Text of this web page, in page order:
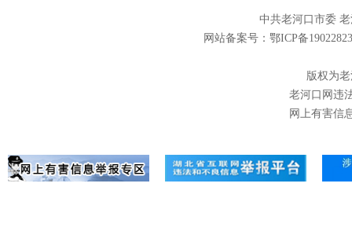
中共老河口市委
网站备案号： 鄂ICP备
版权为
老河口网违
网上有害信